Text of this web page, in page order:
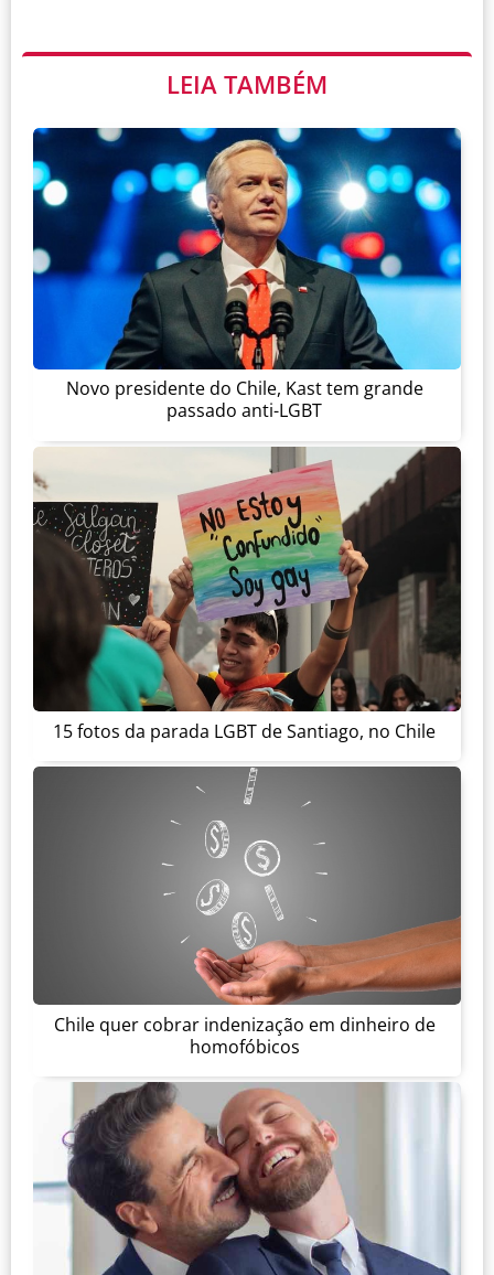
LEIA TAMBÉM
Novo presidente do Chile, Kast tem grande
passado anti-LGBT
15 fotos da parada LGBT de Santiago, no Chile
Chile quer cobrar indenização em dinheiro de
homofóbicos